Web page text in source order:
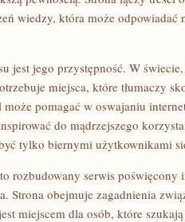
wiedzy, która może odpowiadać
jest jego przystępność. W
miejsca, które tłumaczy
pomagać w oswajaniu
do mądrzejszego
tylko biernymi użytkownikami
rozbudowany serwis
Strona obejmuje zagadnienia
miejscem dla osób, które